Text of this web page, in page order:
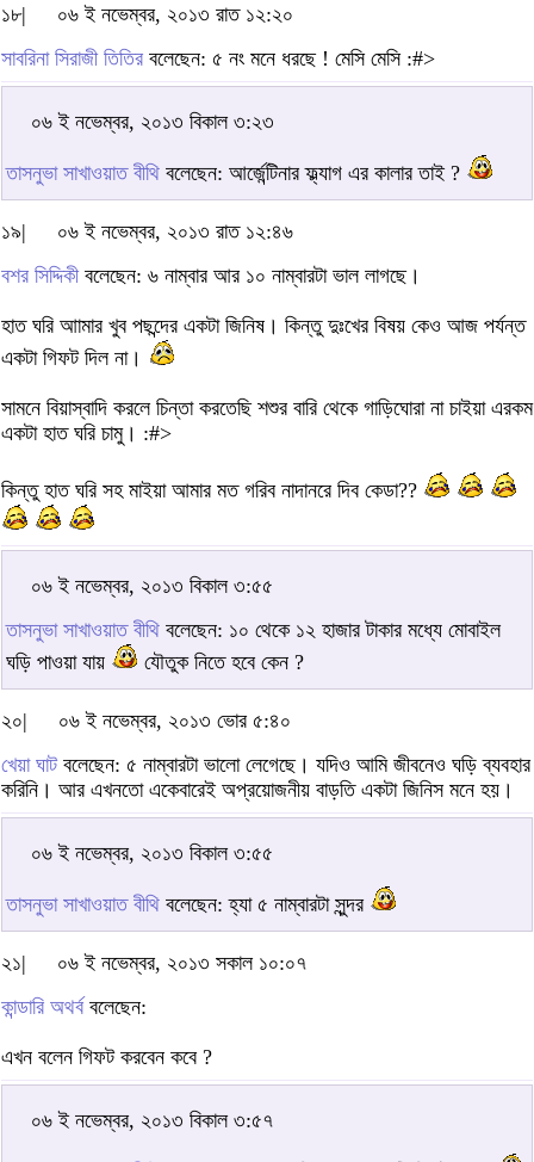
১৮|
০৬ ই নভেম্বর, ২০১৩ রাত ১২:২০
সাবরিনা সিরাজী তিতির বলেছেন: ৫ নং মনে ধরছে ! মেসি মেসি :#>
০৬ ই নভেম্বর, ২০১৩ বিকাল ৩:২৩
তাসনুভা সাখাওয়াত বীথি বলেছেন: আর্জেন্টিনার ফ্ল্যাগ এর কালার তাই ?
১৯|
০৬ ই নভেম্বর, ২০১৩ রাত ১২:৪৬
বশর সিদ্দিকীবলেছেন: ৬ নাম্বার আর ১০ নাম্বারটা ভাল লাগছে।
হাত ঘরি আামার খুব পছন্দের একটা জিনিষ। কিন্তু দুঃখের বিষয় কেও আজ পর্যন্ত
একটা গিফট দিল না।
সামনে বিয়াস্বাদি করলে চিন্তা করতেছি শশুর বারি থেকে গাড়িঘোরা না চাইয়া এরকম
একটা হাত ঘরি চামু। :#>
কিন্তু হাত ঘরি সহ মাইয়া আমার মত গরিব নাদানরে দিব কেডা??
০৬ ই নভেম্বর, ২০১৩ বিকাল ৩:৫৫
তাসনুভা সাখাওয়াত বীথি বলেছেন: ১০ থেকে ১২ হাজার টাকার মধ্যে মোবাইল
ঘড়ি পাওয়া যায়
যৌতুক নিতে হবে কেন ?
২০|
০৬ ই নভেম্বর, ২০১৩ ভোর ৫:৪০
খেয়া ঘাটবলেছেন: ৫ নাম্বারটা ভালো লেগেছে। যদিও আমি জীবনেও ঘড়ি ব্যবহার
করিনি। আর এখনতো একেবারেই অপ্রয়োজনীয় বাড়তি একটা জিনিস মনে হয়।
০৬ ই নভেম্বর, ২০১৩ বিকাল ৩:৫৫
তাসনুভা সাখাওয়াত বীথি বলেছেন: হ্যা ৫ নাম্বারটা সুন্দর
২১|
০৬ ই নভেম্বর, ২০১৩ সকাল ১০:০৭
কান্ডারি অথর্ববলেছেন:
এখন বলেন গিফট করবেন কবে ?
০৬ ই নভেম্বর, ২০১৩ বিকাল ৩:৫৭